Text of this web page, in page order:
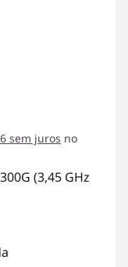
sem juros no
(3,45 GHz